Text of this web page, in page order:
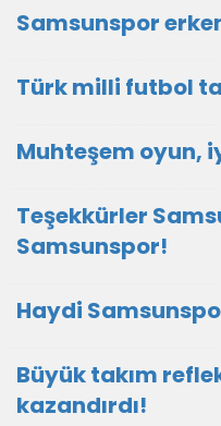
Samsunspor
Türk milli futbol
Muhteşem oyun,
Teşekkürler
Samsunspor!
Haydi
Büyük takım
kazandırdı!